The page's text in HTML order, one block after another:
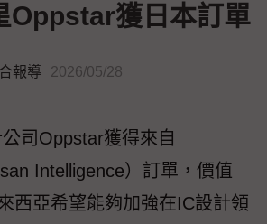
Oppstar獲日本訂單
報導 2026/05/28
司Oppstar獲得來自
Intelligence）訂單，價值
西亞希望能夠加強在IC設計領